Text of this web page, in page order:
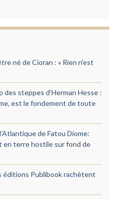
né de Cioran : « Rien n’est
des steppes d’Herman Hesse :
est le fondement de toute
de Fatou Diome:
en terre hostile sur fond de
éditions Publibook rachètent